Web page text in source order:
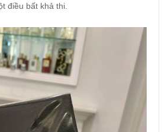
điều bất khả thi.